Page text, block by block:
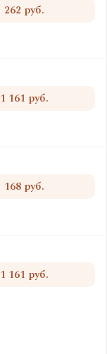
262 руб.
1 161 руб.
168 руб.
1 161 руб.